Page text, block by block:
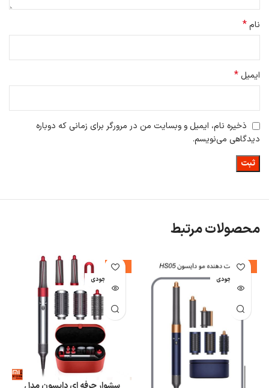
نام*
ایمیل *
ذخیره نام، ایمیل و وبسایت من در مرورگر برای زمانی که دوباره
دیدگاهی می‌نویسم.
محصولات مرتبط
-8%
اتمام موجودی
-22%
اتمام موجودی